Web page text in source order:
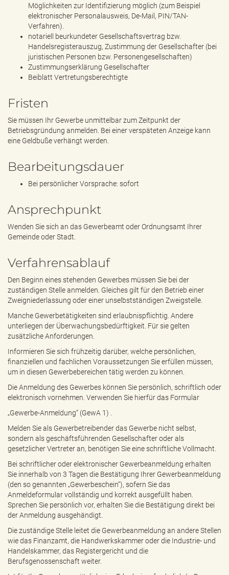
Möglichkeiten zur Identifizierung möglich (zum Beispiel
elektronischer Personalausweis, De-Mail, PIN/TAN-
Verfahren).
notariell beurkundeter Gesellschaftsvertrag bzw.
Handelsregisterauszug, Zustimmung der Gesellschafter (bei
juristischen Personen bzw. Personengesellschaften)
Zustimmungserklärung Gesellschafter
Beiblatt Vertretungsberechtigte
Fristen
Sie müssen Ihr Gewerbe unmittelbar zum Zeitpunkt der
Betriebsgründung anmelden. Bei einer verspäteten Anzeige kann
eine Geldbuße verhängt werden.
Bearbeitungsdauer
Bei persönlicher Vorsprache: sofort
Ansprechpunkt
Wenden Sie sich an das Gewerbeamt oder Ordnungsamt Ihrer
Gemeinde oder Stadt.
Verfahrensablauf
Den Beginn eines stehenden Gewerbes müssen Sie bei der
zuständigen Stelle anmelden. Gleiches gilt für den Betrieb einer
Zweigniederlassung oder einer unselbstständigen Zweigstelle.
Manche Gewerbetätigkeiten sind erlaubnispflichtig. Andere
unterliegen der Überwachungsbedürftigkeit. Für sie gelten
zusätzliche Anforderungen.
Informieren Sie sich frühzeitig darüber, welche persönlichen,
finanziellen und fachlichen Voraussetzungen Sie erfüllen müssen,
um in diesen Gewerbebereichen tätig werden zu können.
Die Anmeldung des Gewerbes können Sie persönlich, schriftlich oder
elektronisch vornehmen. Verwenden Sie hierfür das Formular
„Gewerbe-Anmeldung“ (GewA 1) .
Melden Sie als Gewerbetreibender das Gewerbe nicht selbst,
sondern als geschäftsführenden Gesellschafter oder als
gesetzlicher Vertreter an, benötigen Sie eine schriftliche Vollmacht.
Bei schriftlicher oder elektronischer Gewerbeanmeldung erhalten
Sie innerhalb von 3 Tagen die Bestätigung Ihrer Gewerbeanmeldung
(den so genannten „Gewerbeschein“), sofern Sie das
Anmeldeformular vollständig und korrekt ausgefüllt haben.
Sprechen Sie persönlich vor, erhalten Sie die Bestätigung direkt bei
der Anmeldung ausgehändigt.
Die zuständige Stelle leitet die Gewerbeanmeldung an andere Stellen
wie das Finanzamt, die Handwerkskammer oder die Industrie- und
Handelskammer, das Registergericht und die
Berufsgenossenschaft weiter.